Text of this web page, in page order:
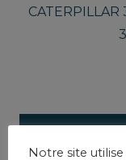
Notre site